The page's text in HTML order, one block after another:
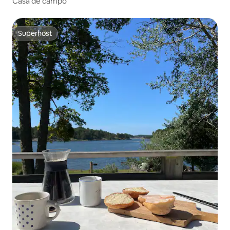
Superhost
Superhost